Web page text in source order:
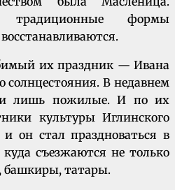
традиционные формы
их праздник — Ивана
солнцестояния. В недавнем
лишь пожилые. И по их
культуры Иглинского
и он стал праздноваться в
куда съезжаются не только
башкиры, татары.